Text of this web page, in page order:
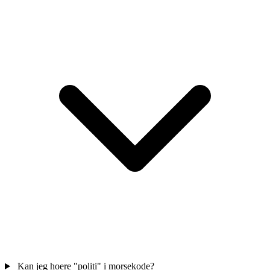
Kan jeg hoere "politi" i morsekode?